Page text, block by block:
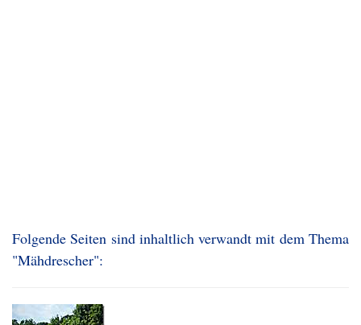
Folgende Seiten sind inhaltlich verwandt mit dem Thema
"Mähdrescher":